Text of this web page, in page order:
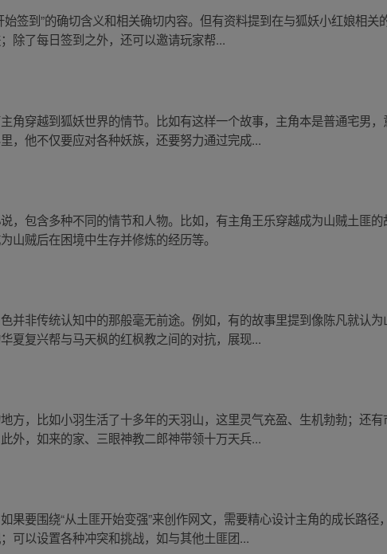
签到”的确切含义和相关确切内容。但有资料提到在与狐妖小红娘相
除了每日签到之外，还可以邀请玩家帮...
角穿越到狐妖世界的情节。比如有这样一个故事，主角本是普通宅男
，他不仅要应对各种妖族，还要努力通过完成...
，包含多种不同的情节和人物。比如，有主角王乐穿越成为山贼土匪
山贼后在困境中生存并修炼的经历等。
并非传统认知中的那般毫无前途。例如，有的故事里提到像陈凡就认
夏复兴帮与马天枫的红枫教之间的对抗，展现...
方，比如小羽生活了十多年的天羽山，这里灵气充盈、生机勃勃；还
外，如来的家、三眼神教二郎神带领十万天兵...
果要围绕“从土匪开始变强”来创作网文，需要精心设计主角的成长路
可以设置各种冲突和挑战，如与其他土匪团...